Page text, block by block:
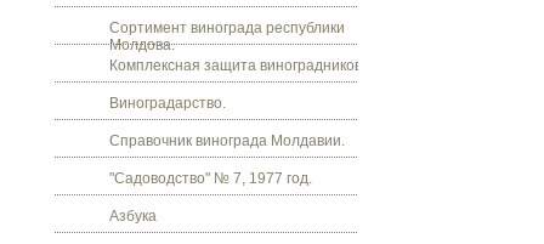
Сортимент винограда республики
Молдова.
Комплексная защита виноградников.
Виноградарство.
Справочник винограда Молдавии.
"Садоводство" № 7, 1977 год.
Азбука